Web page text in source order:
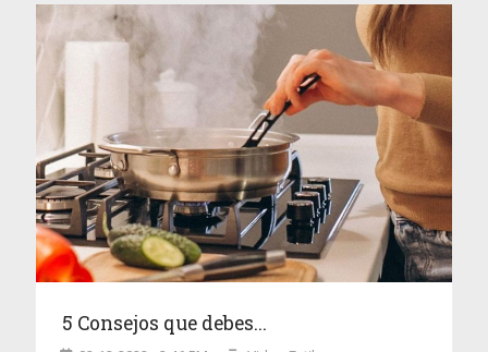
5 Consejos que debes...